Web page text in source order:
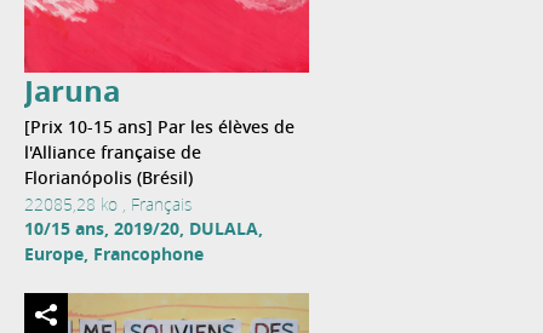
Jaruna
[Prix 10-15 ans] Par les élèves de
l'Alliance française de
Florianópolis (Brésil)
22085,28 ko , Français
10/15 ans, 2019/20, DULALA,
Europe, Francophone